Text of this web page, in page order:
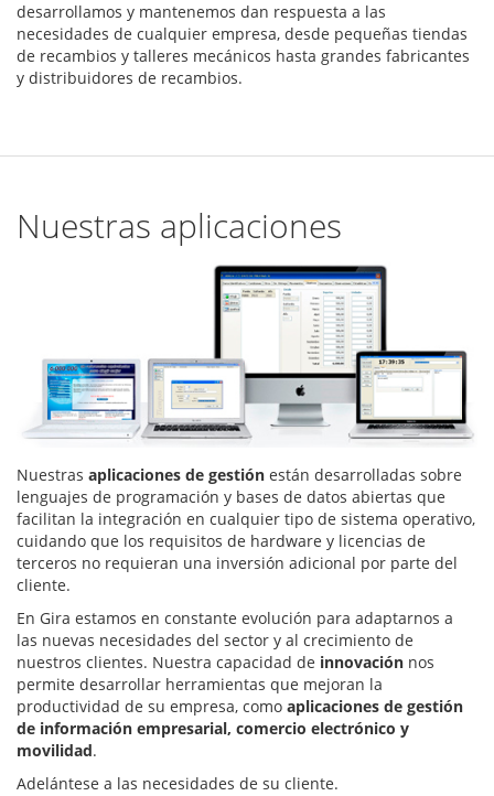
desarrollamos y mantenemos dan respuesta a las
necesidades de cualquier empresa, desde pequeñas tiendas
de recambios y talleres mecánicos hasta grandes fabricantes
y distribuidores de recambios.
Nuestras aplicaciones
Nuestras aplicaciones de gestión están desarrolladas sobre
lenguajes de programación y bases de datos abiertas que
facilitan la integración en cualquier tipo de sistema operativo,
cuidando que los requisitos de hardware y licencias de
terceros no requieran una inversión adicional por parte del
cliente.
En Gira estamos en constante evolución para adaptarnos a
las nuevas necesidades del sector y al crecimiento de
nuestros clientes. Nuestra capacidad de innovación nos
permite desarrollar herramientas que mejoran la
productividad de su empresa, como aplicaciones de gestión
de información empresarial, comercio electrónico y
movilidad.
Adelántese a las necesidades de su cliente.